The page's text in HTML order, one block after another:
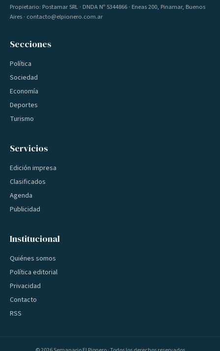
Propietario: Postamar SRL · DNDA Nº 5344866 · Eneas 200, Pinamar, Buenos
Aires · contacto@elpionero.com.ar
Secciones
Política
Sociedad
Economía
Deportes
Turismo
Servicios
Edición impresa
Clasificados
Agenda
Publicidad
Institucional
Quiénes somos
Política editorial
Privacidad
Contacto
RSS